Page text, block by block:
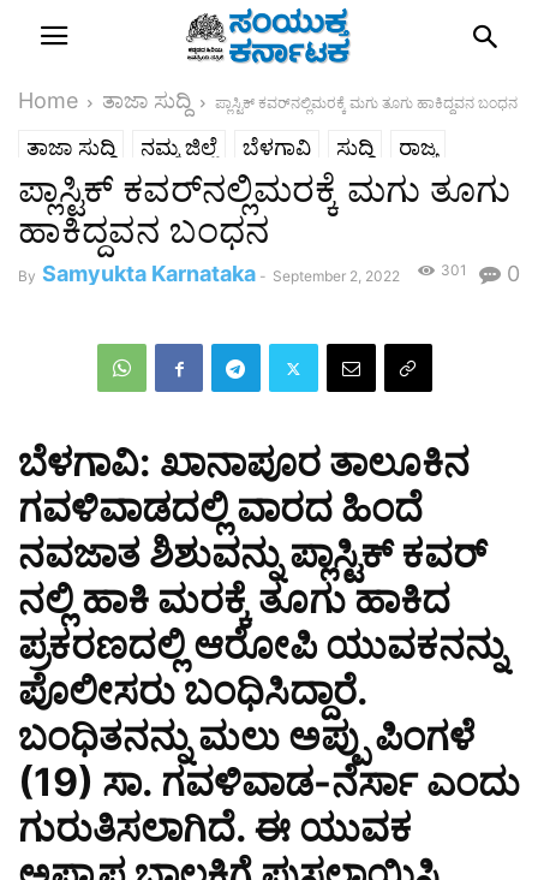
Home ತಾಜಾ ಸುದ್ದಿ ಪ್ಲಾಸ್ಟಿಕ್ ಕವರ್‌ನಲ್ಲಿಮರಕ್ಕೆ ಮಗು ತೂಗು ಹಾಕಿದ್ದವನ ಬಂಧನ
ತಾಜಾ ಸುದ್ದಿ ನಮ್ಮ ಜಿಲ್ಲೆ ಬೆಳಗಾವಿ ಸುದ್ದಿ ರಾಜ್ಯ
ಪ್ಲಾಸ್ಟಿಕ್ ಕವರ್‌ನಲ್ಲಿಮರಕ್ಕೆ ಮಗು ತೂಗು
ಹಾಕಿದ್ದವನ ಬಂಧನ
By Samyukta Karnataka - September 2, 2022 0
301
ಬೆಳಗಾವಿ: ಖಾನಾಪೂರ ತಾಲೂಕಿನ
ಗವಳಿವಾಡದಲ್ಲಿ ವಾರದ ಹಿಂದೆ
ನವಜಾತ ಶಿಶುವನ್ನು ಪ್ಲಾಸ್ಟಿಕ್ ಕವರ್
ನಲ್ಲಿ ಹಾಕಿ ಮರಕ್ಕೆ ತೂಗು ಹಾಕಿದ
ಪ್ರಕರಣದಲ್ಲಿ ಆರೋಪಿ ಯುವಕನನ್ನು
ಪೊಲೀಸರು ಬಂಧಿಸಿದ್ದಾರೆ.
ಬಂಧಿತನನ್ನು ಮಲು ಅಪ್ಪು ಪಿಂಗಳೆ
(19) ಸಾ. ಗವಳಿವಾಡ-ನೆರ್ಸಾ ಎಂದು
ಗುರುತಿಸಲಾಗಿದೆ. ಈ ಯುವಕ